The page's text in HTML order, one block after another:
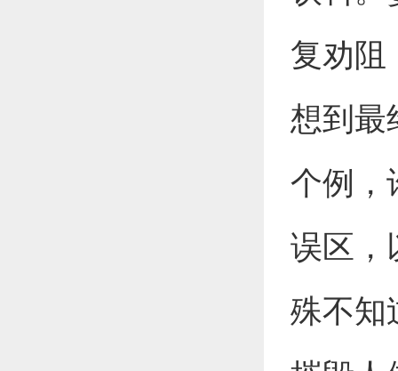
复劝阻
想到最
个例，
误区，
殊不知